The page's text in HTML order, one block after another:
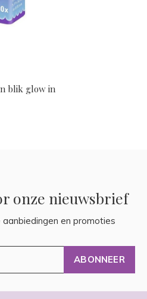
blik glow in
onze nieuwsbrief
en promoties
ABONNEER